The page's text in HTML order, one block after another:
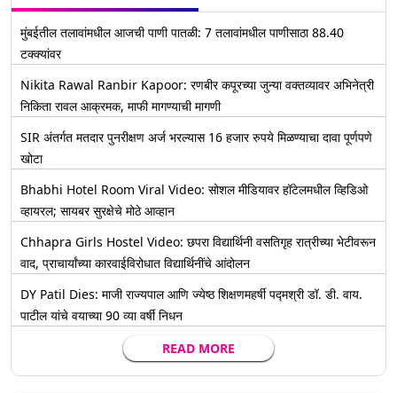
मुंबईतील तलावांमधील आजची पाणी पातळी: 7 तलावांमधील पाणीसाठा 88.40
टक्क्यांवर
Nikita Rawal Ranbir Kapoor: रणबीर कपूरच्या जुन्या वक्तव्यावर अभिनेत्री
निकिता रावल आक्रमक, माफी मागण्याची मागणी
SIR अंतर्गत मतदार पुनरीक्षण अर्ज भरल्यास 16 हजार रुपये मिळण्याचा दावा पूर्णपणे
खोटा
Bhabhi Hotel Room Viral Video: सोशल मीडियावर हॉटेलमधील व्हिडिओ
व्हायरल; सायबर सुरक्षेचे मोठे आव्हान
Chhapra Girls Hostel Video: छपरा विद्यार्थिनी वसतिगृह रात्रीच्या भेटीवरून
वाद, प्राचार्यांच्या कारवाईविरोधात विद्यार्थिनींचे आंदोलन
DY Patil Dies: माजी राज्यपाल आणि ज्येष्ठ शिक्षणमहर्षी पद्मश्री डॉ. डी. वाय.
पाटील यांचे वयाच्या 90 व्या वर्षी निधन
READ MORE